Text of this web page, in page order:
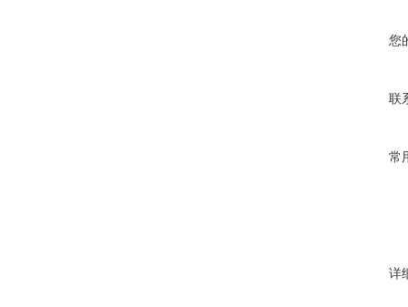
您
联
常
详